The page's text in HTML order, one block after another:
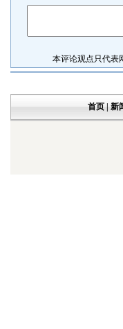
本评论观点只代表网友
首页| 新